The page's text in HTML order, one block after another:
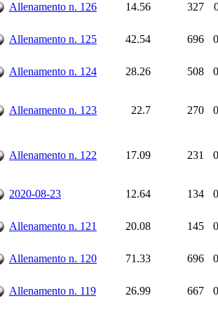
Allenamento n. 126 14.56 327
Allenamento n. 125 42.54 696
Allenamento n. 124 28.26 508
Allenamento n. 123 22.7 270
Allenamento n. 122 17.09 231
2020-08-23 12.64 134
Allenamento n. 121 20.08 145
Allenamento n. 120 71.33 696
Allenamento n. 119 26.99 667